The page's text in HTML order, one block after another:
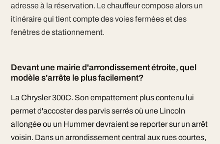
adresse à la réservation. Le chauffeur compose alors un
itinéraire qui tient compte des voies fermées et des
fenêtres de stationnement.
Devant une mairie d'arrondissement étroite, quel
modèle s'arrête le plus facilement?
La Chrysler 300C. Son empattement plus contenu lui
permet d'accoster des parvis serrés où une Lincoln
allongée ou un Hummer devraient se reporter sur un arrêt
voisin. Dans un arrondissement central aux rues courtes,